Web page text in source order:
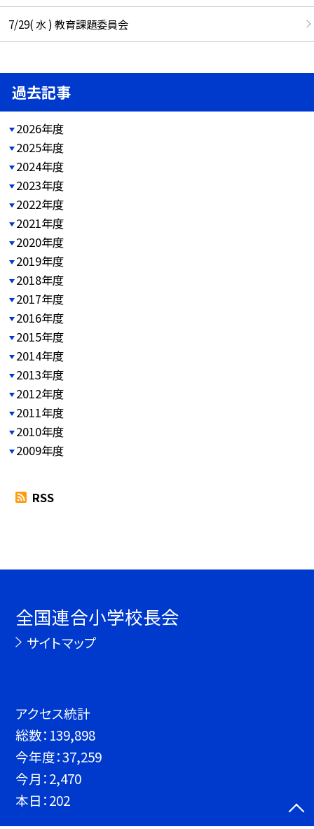
7/29( 水 ) 教育課題委員会
過去記事
2026年度
2025年度
2024年度
2023年度
2022年度
2021年度
2020年度
2019年度
2018年度
2017年度
2016年度
2015年度
2014年度
2013年度
2012年度
2011年度
2010年度
2009年度
RSS
全国連合小学校長会
サイトマップ
アクセス統計
総数： 139,898
今年度：37,259
今月：2,470
本日：202